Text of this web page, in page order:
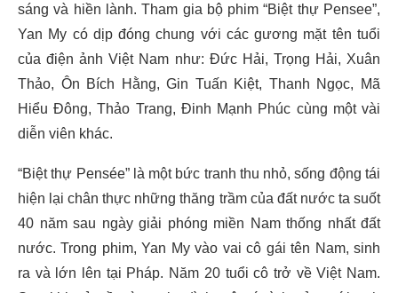
sáng và hiền lành. Tham gia bộ phim “Biệt thự Pensee”,
Yan My có dịp đóng chung với các gương mặt tên tuổi
của điện ảnh Việt Nam như: Đức Hải, Trọng Hải, Xuân
Thảo, Ôn Bích Hằng, Gin Tuấn Kiệt, Thanh Ngọc, Mã
Hiểu Đông, Thảo Trang, Đinh Mạnh Phúc cùng một vài
diễn viên khác.
“Biệt thự Pensée” là một bức tranh thu nhỏ, sống động tái
hiện lại chân thực những thăng trầm của đất nước ta suốt
40 năm sau ngày giải phóng miền Nam thống nhất đất
nước. Trong phim, Yan My vào vai cô gái tên Nam, sinh
ra và lớn lên tại Pháp. Năm 20 tuổi cô trở về Việt Nam.